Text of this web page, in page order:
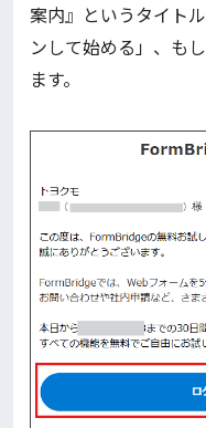
案内』というタイト
ンして始める」、も
ます。